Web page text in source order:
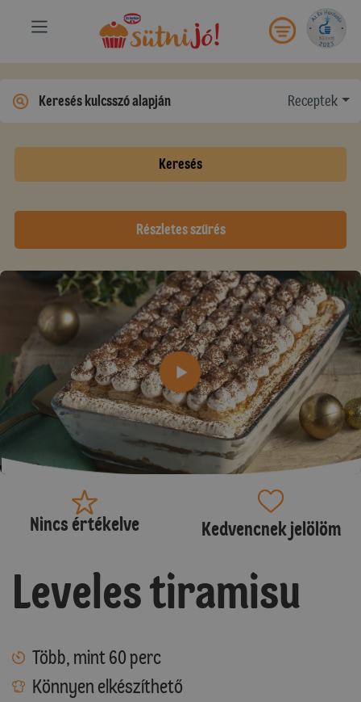
Receptek
Keresés
Részletes szűrés
Nincs értékelve Kedvencnek jelölöm
Leveles tiramisu
Több, mint 60 perc
Könnyen elkészíthető